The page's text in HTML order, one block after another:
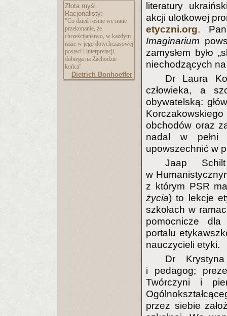
Złota myśl
Racjonalisty:
"Co dzień rośnie we mnie
przekonanie, że
chrześcijaństwo, w każdym
razie w jego dotychczasowej
postaci i interpretacji,
dobiega na Zachodzie
końca"
Dietrich Bonhoeffer
literatury
akcji ulotkowej
etyczni.org.
Imaginarium
zamysłem było
niechodzących
Dr Laura
człowieka, a
obywatelską:
obchodów oraz
nadal w pełni
upowszechnić w
Jaap
w
z którym PSR
życia) to lekcje
szkołach w
pomocnicze
portalu
nauczycieli etyki.
Dr
i pedagog;
Twórczyni i
przez siebie